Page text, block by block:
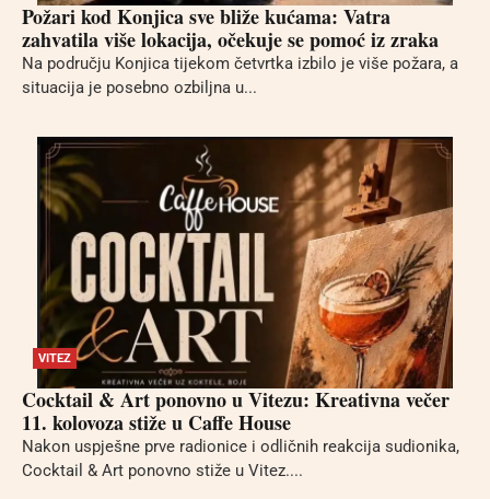
Požari kod Konjica sve bliže kućama: Vatra
zahvatila više lokacija, očekuje se pomoć iz zraka
Na području Konjica tijekom četvrtka izbilo je više požara, a
situacija je posebno ozbiljna u...
VITEZ
Cocktail & Art ponovno u Vitezu: Kreativna večer
11. kolovoza stiže u Caffe House
Nakon uspješne prve radionice i odličnih reakcija sudionika,
Cocktail & Art ponovno stiže u Vitez....